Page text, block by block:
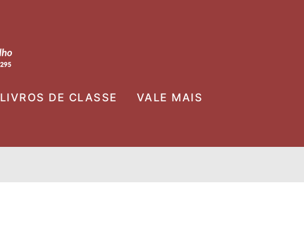
LIVROS DE CLASSE VALE MAIS